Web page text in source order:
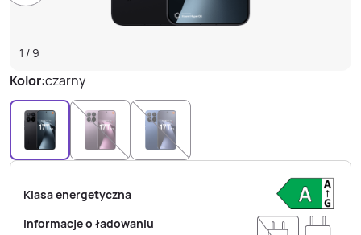
1 / 9
Kolor:czarny
Klasa energetyczna
Informacje o ładowaniu